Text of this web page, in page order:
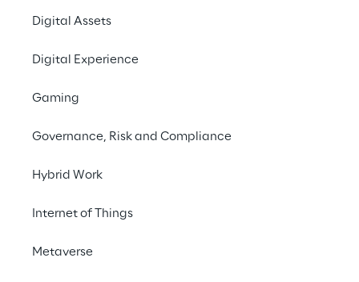
Digital Assets
Digital Experience
Gaming
Governance, Risk and Compliance
Hybrid Work
Internet of Things
Metaverse